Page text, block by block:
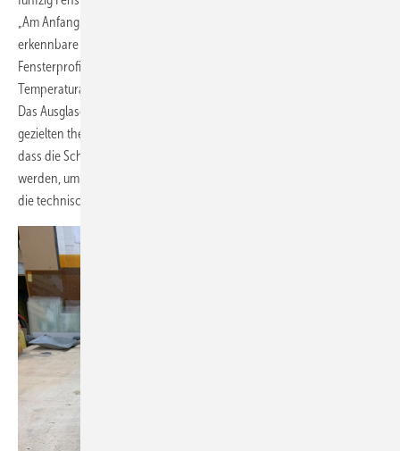
„Am Anfang steht die genaue Kartierung der Scheiben und Fenster,
erkennbare Fehler werden eingezeichnet. Anschließend werden die
Fensterprofile in den Ofen gelegt und in einem sanften
Temperaturanstieg auf die ideale Ausglasungstemperatur gebracht.
Das Ausglasen und Entfernen von Kittresten lässt sich nach der
gezielten thermischen Vorbehandlung per Hand erledigen. Wichtig ist,
dass die Scheiben gekennzeichnet und fenstergenau dokumentiert
werden, um sie später sicher zuzuordnen.“ Nach der Entnahme folgt
die technische Bewertung der Gläser.